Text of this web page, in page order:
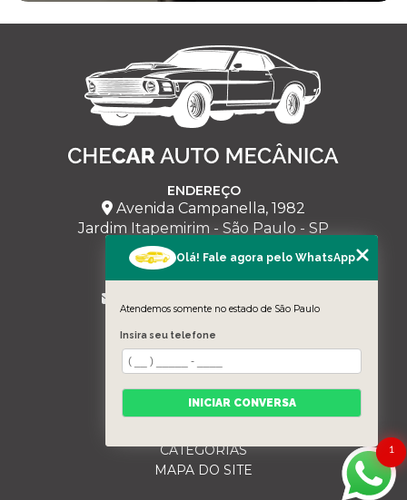
ENDEREÇO
Avenida Campanella, 1982
Jardim Itapemirim - São Paulo - SP
CHECAR
(11) 95228-5543
MENU
HOME
SOBRE NÓS
SERVIÇOS
BLOG
CATEGORIAS
MAPA DO SITE
1
Olá! Fale agora pelo WhatsApp
Atendemos somente no estado de São Paulo
Insira seu telefone
INICIAR CONVERSA